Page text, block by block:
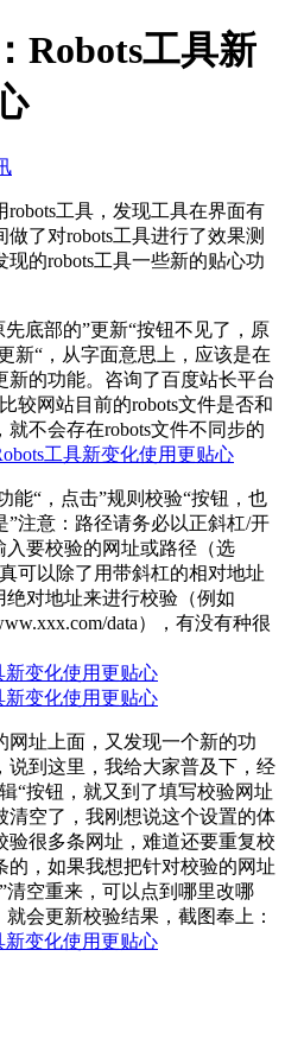
Robots工具新
工具，发现工具在界面有
了对robots工具进行了效果测
的robots工具一些新的贴心功
底部的”更新“按钮不见了，原
新“，从字面意思上，应该是在
新的功能。咨询了百度站长平台
较网站目前的robots文件是否和
不会存在robots文件不同步的
能“，点击”规则校验“按钮，也
注意：路径请务必以正斜杠/开
入要校验的网址或路径（选
可以除了用带斜杠的相对地址
绝对地址来进行校验（例如
data），有没有种很
网址上面，又发现一个新的功
说到这里，我给大家普及下，经
“按钮，就又到了填写校验网址
清空了，我刚想说这个设置的体
很多条网址，难道还要重复校
，如果我想把针对校验的网址
清空重来，可以点到哪里改哪
会更新校验结果，截图奉上：